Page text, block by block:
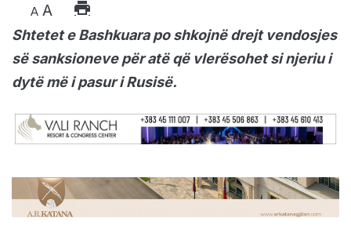
A A
Shtetet e Bashkuara po shkojnë drejt vendosjes
së sanksioneve për atë që vlerësohet si njeriu i
dytë më i pasur i Rusisë.